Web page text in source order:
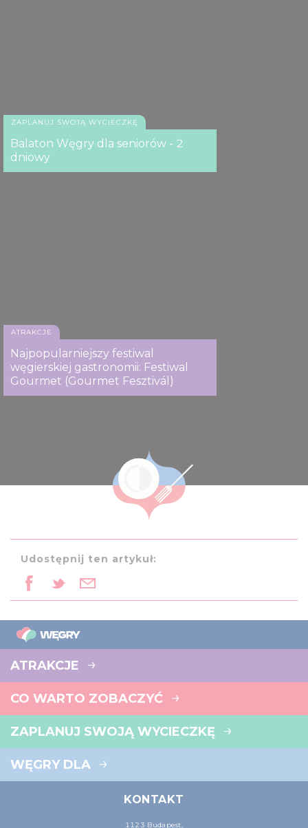
ZAPLANUJ SWOJĄ WYCIECZKĘ
Balaton Węgry dla seniorów - 2
dniowy
ATRAKCJE
Najpopularniejszy festiwal
węgierskiej gastronomii: Festiwal
Gourmet (Gourmet Fesztivál)
Udostępnij ten artykuł:
ATRAKCJE
CO WARTO ZOBACZYĆ
ZAPLANUJ SWOJĄ WYCIECZKĘ
WĘGRY DLA
KONTAKT
1123 Budapest,